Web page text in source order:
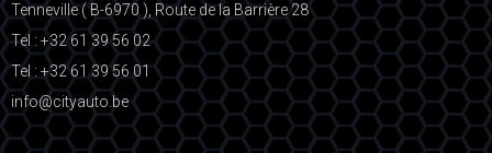
Tenneville ( B-6970 ), Route de la Barrière 28
Tel : +32 61 39 56 02
Tel : +32 61 39 56 01
eb.otuayt
ic@o
fni